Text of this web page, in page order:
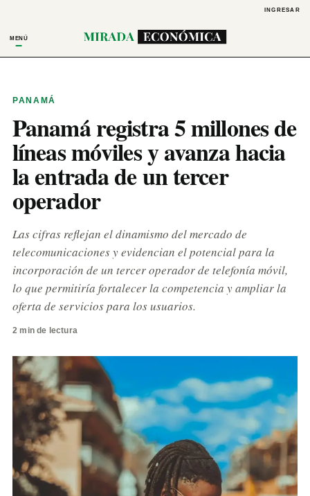
INGRESAR
MENÚ
PANAMÁ
Panamá registra 5 millones de
líneas móviles y avanza hacia
la entrada de un tercer
operador
Las cifras reflejan el dinamismo del mercado de
telecomunicaciones y evidencian el potencial para la
incorporación de un tercer operador de telefonía móvil,
lo que permitiría fortalecer la competencia y ampliar la
oferta de servicios para los usuarios.
2 min de lectura